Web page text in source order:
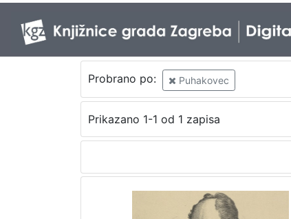
Probrano po: Puhakovec
Prikazano 1-1 od 1 zapisa